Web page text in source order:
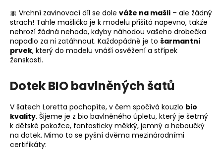
🎀 Vrchní zavinovací díl se dole váže na mašli – ale žádný
strach! Tahle mašlička je k modelu přišitá napevno, takže
nehrozí žádná nehoda, kdyby náhodou vašeho drobečka
napadlo za ni zatáhnout. Každopádně je to šarmantní
prvek, který do modelu vnáší osvěžení a střípek
ženskosti.
Dotek BIO bavlněných šatů
V šatech Loretta pochopíte, v čem spočívá kouzlo bio
kvality. Šijeme je z bio bavlněného úpletu, který je šetrný
k dětské pokožce, fantasticky měkký, jemný a heboučký
na dotek. Mimo to se pyšní dvěma mezinárodními
certifikáty: